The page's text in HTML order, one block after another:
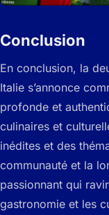
Conclusion
En conclusion, la
Italie s’annonce
profonde et
culinaires et
inédites et des
communauté et la
passionnant qui
gastronomie et les